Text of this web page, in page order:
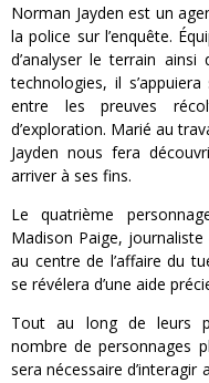
Norman Jayden est un
la police sur l’enquête.
d’analyser le terrain ainsi
technologies, il
entre les preuves
d’exploration. Marié au
Jayden nous fera
arriver à ses fins.
Le quatrième
Madison Paige,
au centre de l’affaire du
se révélera d’une aide
Tout au long de leurs
nombre de personnages
sera nécessaire d’interagir